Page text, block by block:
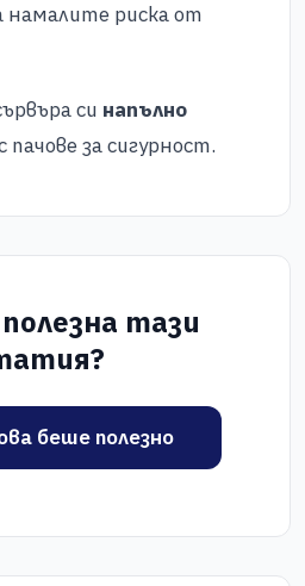
намалите риска от
си напълно
пачове за сигурност.
тази
беше полезно